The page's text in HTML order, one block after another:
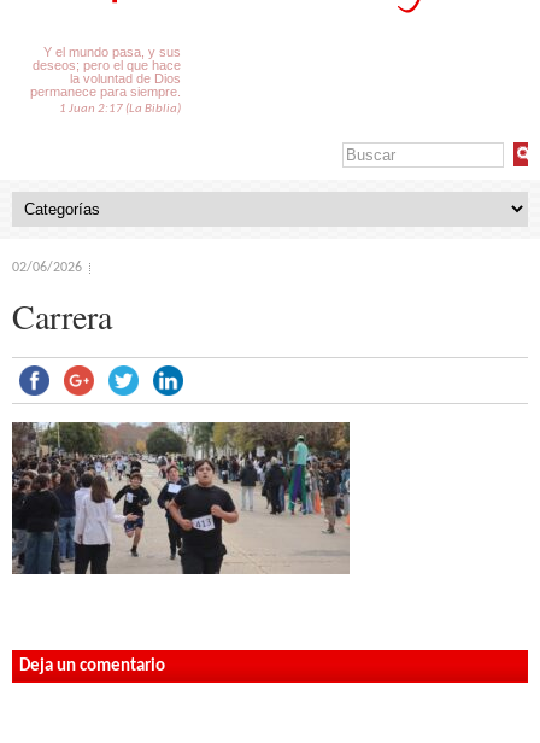
Y el mundo pasa, y sus
deseos; pero el que hace
la voluntad de Dios
permanece para siempre.
1 Juan 2:17 (La Biblia)
02/06/2026
Carrera
Deja un comentario